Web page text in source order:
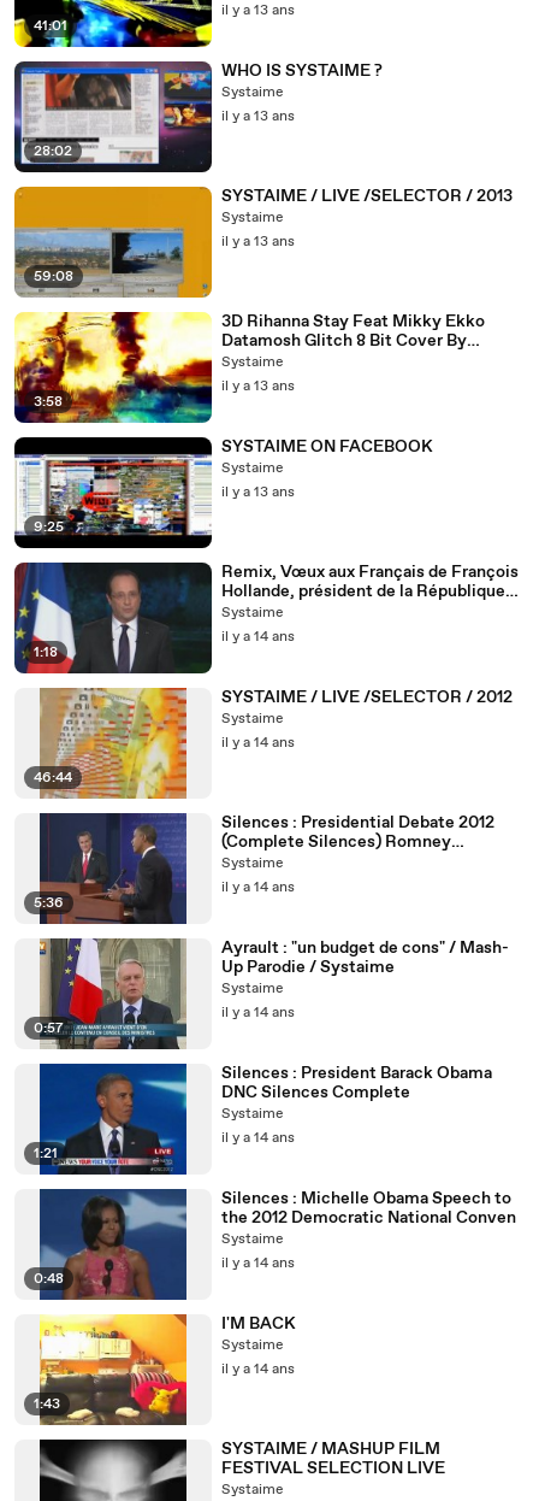
41:01
il y a 13 ans
28:02
WHO IS SYSTAIME ?
Systaime
il y a 13 ans
59:08
SYSTAIME / LIVE /SELECTOR / 2013
Systaime
il y a 13 ans
3:58
3D Rihanna Stay Feat Mikky Ekko
Datamosh Glitch 8 Bit Cover By
Systaime
Systaime
il y a 13 ans
9:25
SYSTAIME ON FACEBOOK
Systaime
il y a 13 ans
1:18
Remix, Vœux aux Français de François
Hollande, président de la République
française, 2013, Mash Up By Systaime
Systaime
il y a 14 ans
46:44
SYSTAIME / LIVE /SELECTOR / 2012
Systaime
il y a 14 ans
5:36
Silences : Presidential Debate 2012
(Complete Silences) Romney
vs.Obama By Systaime
Systaime
il y a 14 ans
0:57
Ayrault : "un budget de cons" / Mash-
Up Parodie / Systaime
Systaime
il y a 14 ans
1:21
Silences : President Barack Obama
DNC Silences Complete
Systaime
il y a 14 ans
0:48
Silences : Michelle Obama Speech to
the 2012 Democratic National Conven
Systaime
il y a 14 ans
1:43
I'M BACK
Systaime
il y a 14 ans
SYSTAIME / MASHUP FILM
FESTIVAL SELECTION LIVE
Systaime